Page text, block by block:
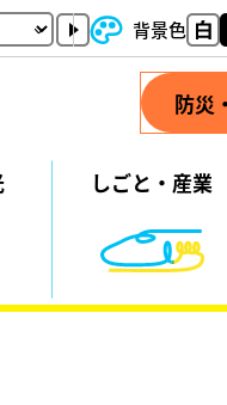
背景色
防災
しごと・産業